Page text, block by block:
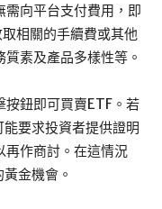
需向平台支付費用，即
相關的手續費或其他
素及產品多樣性等。
按鈕即可買賣ETF。若
要求投資者提供證明
再作商討。在這情況
金機會。